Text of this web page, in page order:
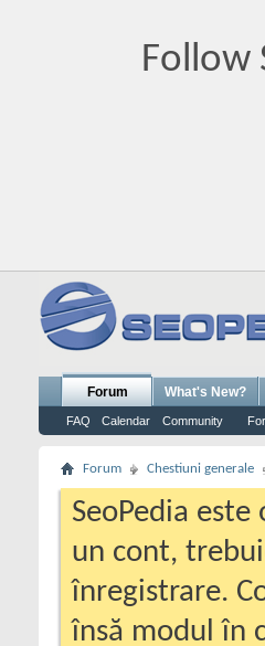
Follow
Forum
FAQ Calendar Community
What's New?
Forum Chestiuni generale
SeoPedia
un cont,
înregistrare.
însă modul în